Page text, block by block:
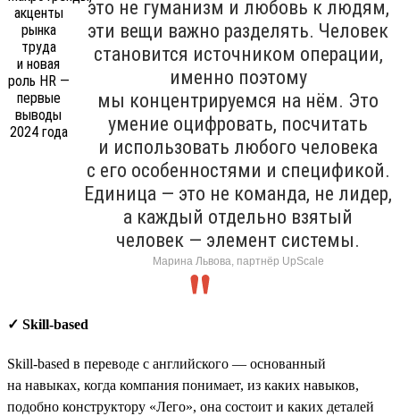
это не гуманизм и любовь к людям,
эти вещи важно разделять. Человек
становится источником операции,
именно поэтому
мы концентрируемся на нём. Это
умение оцифровать, посчитать
и использовать любого человека
с его особенностями и спецификой.
Единица — это не команда, не лидер,
а каждый отдельно взятый
человек — элемент системы.
Марина Львова, партнёр UpScale
✓ Skill-based
Skill-based в переводе с английского — основанный
на навыках, когда компания понимает, из каких навыков,
подобно конструктору «Лего», она состоит и каких деталей